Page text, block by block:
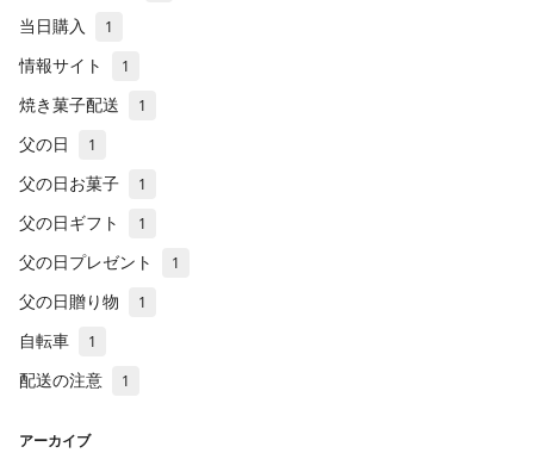
当日購入 1
情報サイト 1
焼き菓子配送 1
父の日 1
父の日お菓子 1
父の日ギフト 1
父の日プレゼント 1
父の日贈り物 1
自転車 1
配送の注意 1
アーカイブ